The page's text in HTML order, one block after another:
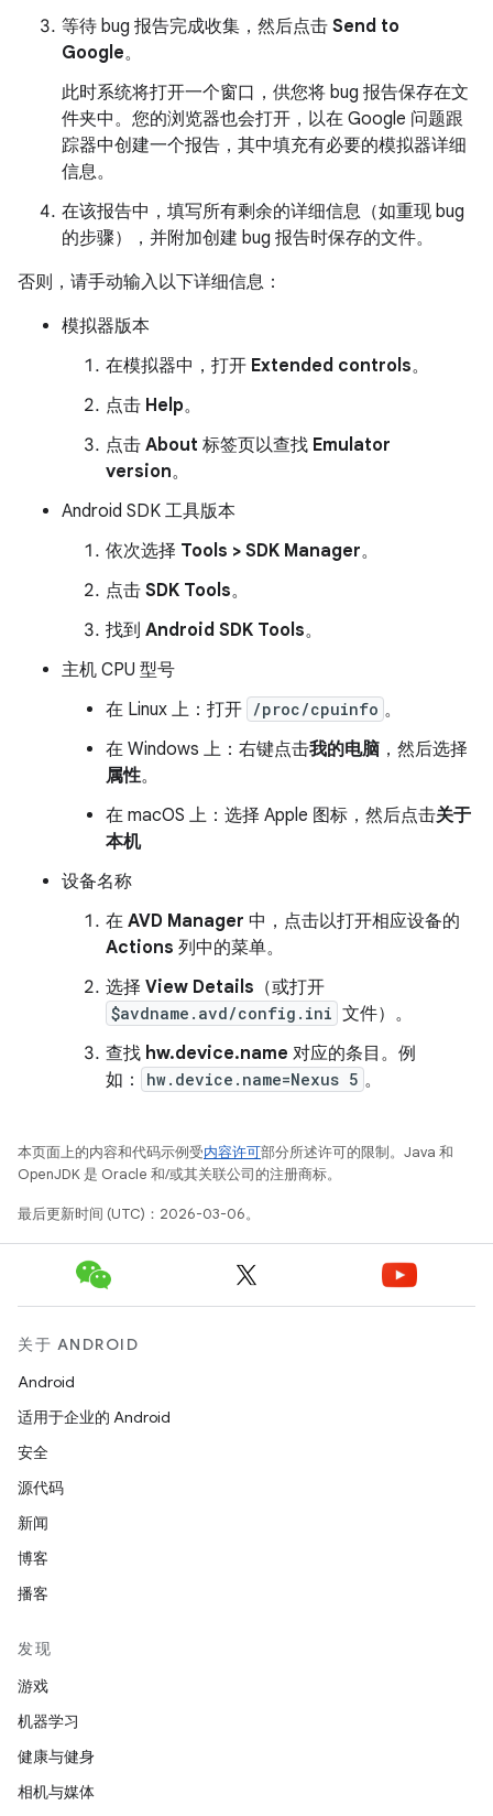
等待 bug 报告完成收集，然后点击 Send to
Google。
此时系统将打开一个窗口，供您将 bug 报告保存在文
件夹中。您的浏览器也会打开，以在 Google 问题跟
踪器中创建一个报告，其中填充有必要的模拟器详细
信息。
在该报告中，填写所有剩余的详细信息（如重现 bug
的步骤），并附加创建 bug 报告时保存的文件。
否则，请手动输入以下详细信息：
模拟器版本
在模拟器中，打开 Extended controls。
点击 Help。
点击 About 标签页以查找 Emulator
version。
Android SDK 工具版本
依次选择 Tools > SDK Manager。
点击 SDK Tools。
找到 Android SDK Tools。
主机 CPU 型号
在 Linux 上：打开 /proc/cpuinfo 。
在 Windows 上：右键点击我的电脑 ，然后选择
属性。
在 macOS 上：选择 Apple 图标，然后点击关于
本机
设备名称
在 AVD Manager 中，点击以打开相应设备的
Actions 列中的菜单。
选择 View Details （或打开
$avdname.avd/config.ini 文件）。
查找 hw.device.name 对应的条目。例
如：
hw.device.name=Nexus 5 。
本页面上的内容和代码示例受内容许可部分所述许可的限制。Java 和
OpenJDK 是 Oracle 和/或其关联公司的注册商标。
最后更新时间 (UTC)：2026-03-06。
关于 ANDROID
Android
适用于企业的 Android
安全
源代码
新闻
博客
播客
发现
游戏
机器学习
健康与健身
相机与媒体